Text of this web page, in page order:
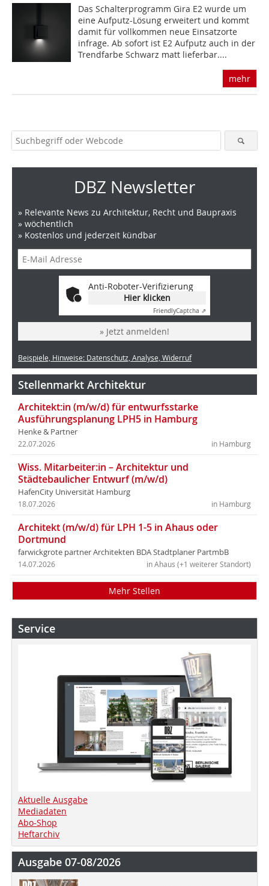
Das Schalterprogramm Gira E2 wurde um
eine Aufputz-Lösung erweitert und kommt
damit für vollkommen neue Einsatzorte
infrage. Ab sofort ist E2 Aufputz auch in der
Trendfarbe Schwarz matt lieferbar....
mehr
DBZ Newsletter
» Relevante News zu Architektur, Recht und Baupraxis
» wöchentlich
» Kostenlos und jederzeit kündbar
Anti-Roboter-Verifizierung
Hier klicken
FriendlyCaptcha ⇗
» Jetzt anmelden!
Beispiele, Hinweise: Datenschutz, Analyse, Widerruf
Stellenmarkt Architektur
Architekt:in (m/w/d) für entwurfsstarke
Ausführungsplanung LPH5 in Hamburg
Henke & Partner
in Hamburg
22.07.2026
Wiss. Mitarbeiter:in – Architektur und
Städtebaulicher Entwurf (m/w/d)
HafenCity Universität Hamburg
in Hamburg
18.07.2026
Architekt (m/w/d) für LPH 1-5 in Ahaus oder
Dortmund
farwickgrote partner Architekten BDA Stadtplaner PartmbB
in Ahaus (+1 weiterer Standort)
14.07.2026
Mehr Stellen
Service
Aktuelle Ausgabe
Mediadaten
Abo-Shop
Heftarchiv
Ausgabe 07-08/2026